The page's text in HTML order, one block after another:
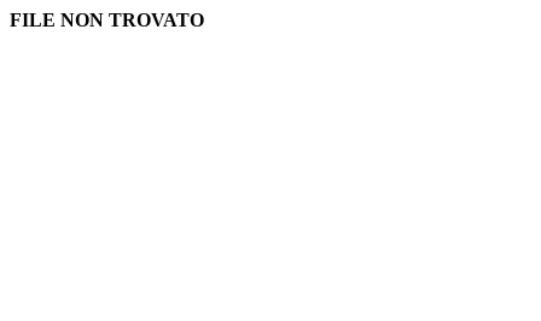
FILE NON TROVATO